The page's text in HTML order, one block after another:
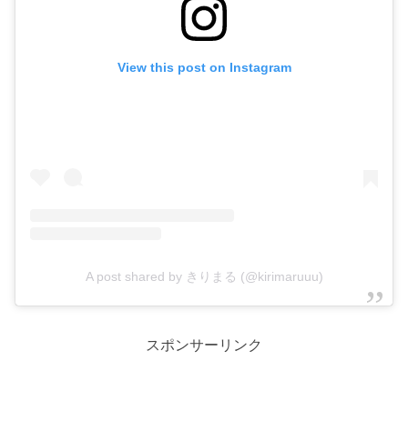
View this post on Instagram
A post shared by きりまる (@kirimaruuu)
スポンサーリンク